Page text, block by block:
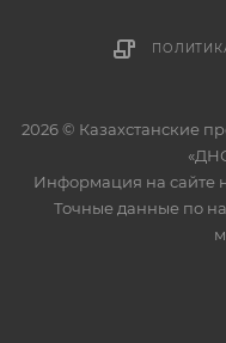
2026 © Казахстанские
Информация на сайте
Точные данные по